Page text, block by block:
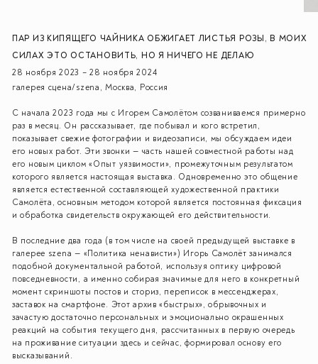
ПАР ИЗ КИПЯЩЕГО ЧАЙНИКА ОБЖИГАЕТ ЛИСТЬЯ РОЗЫ, В МОИХ
СИЛАХ ЭТО ОСТАНОВИТЬ, НО Я НИЧЕГО НЕ ДЕЛАЮ
28 ноября 2023 – 28 ноября 2024
галерея сцена/szena, Москва, Россия
С начала 2023 года мы с Игорем Самолётом созваниваемся примерно
раз в месяц. Он рассказывает, где побывал и кого встретил,
показывает свежие фотографии и видеозаписи, мы обсуждаем идеи
его новых работ. Эти звонки — часть нашей совместной работы над
его новым циклом «Опыт уязвимости», промежуточным результатом
которого является настоящая выставка. Одновременно это общение
является естественной составляющей художественной практики
Самолёта, основным методом которой является постоянная фиксация
и обработка свидетельств окружающей его действительности.
В последние два года (в том числе на своей предыдущей выставке в
галерее szena — «Политика ненависти») Игорь Самолёт занимался
подобной документальной работой, используя оптику цифровой
повседневности, а именно собирая значимые для него в конкретный
момент скриншоты постов и сториз, переписок в мессенджерах,
заставок на смартфоне. Этот архив «быстрых», обрывочных и
зачастую достаточно персональных и эмоционально окрашенных
реакций на события текущего дня, рассчитанных в первую очередь
на проживание ситуации здесь и сейчас, формировал основу его
высказываний.